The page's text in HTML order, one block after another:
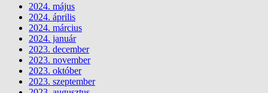
2024. május
2024. április
2024. március
2024. január
2023. december
2023. november
2023. október
2023. szeptember